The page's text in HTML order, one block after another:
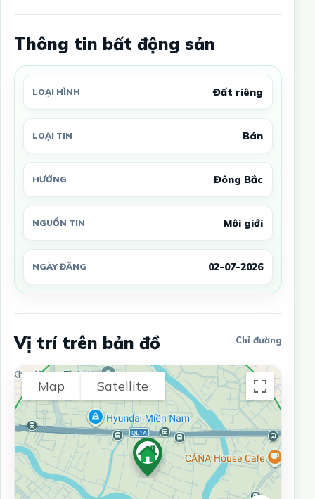
Thông tin bất động sản
LOẠI HÌNH Đất riêng
LOẠI TIN Bán
HƯỚNG Đông Bắc
NGUỒN TIN Môi giới
NGÀY ĐĂNG 02-07-2026
Vị trí trên bản đồ Chỉ đường
Map Satellite